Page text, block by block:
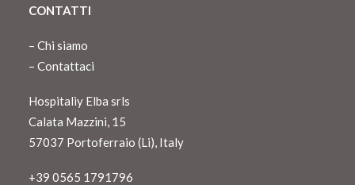
CONTATTI
– Chi siamo
– Contattaci
Hospitaliy Elba srls
Calata Mazzini, 15
57037 Portoferraio (Li), Italy
+39 0565 1791796